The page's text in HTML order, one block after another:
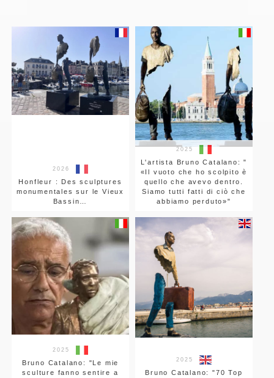
2026
Honfleur : Des sculptures
monumentales sur le Vieux
Bassin…
2025
L'artista Bruno Catalano: "
«Il vuoto che ho scolpito è
quello che avevo dentro.
Siamo tutti fatti di ciò che
abbiamo perduto»"
2025
Bruno Catalano: "Le mie
sculture fanno sentire a
2025
Bruno Catalano: "70 Top